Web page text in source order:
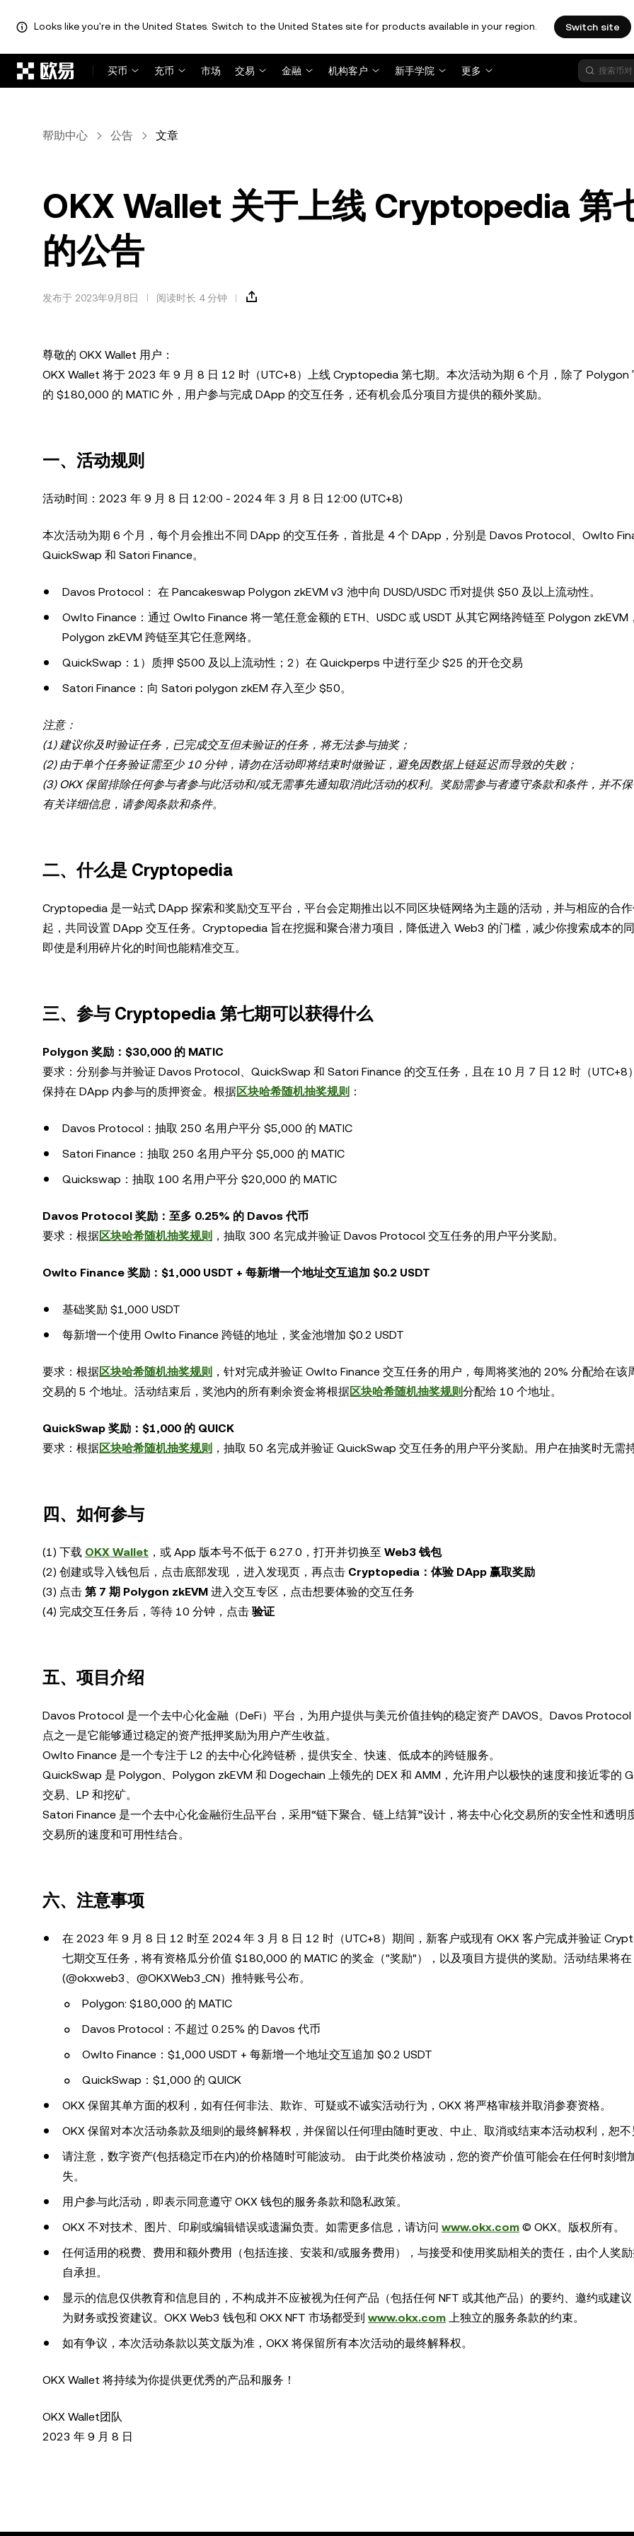
Looks like you're in the United States. Switch to the United States site for products available in your region. Switch site
买币
充币 市场 交易 金融 机构客户 新手学院 更多
帮助中心 公告 文章
OKX Wallet 关于上线 Cryptopedia 第
的公告
发布于 2023年9月8日 阅读时长 4 分钟
尊敬的 OKX Wallet 用户：
OKX Wallet 将于 2023 年 9 月 8 日 12 时（UTC+8）上线 Cryptopedia 第七期。本次活动为期 6 个月，除了 Polygon
的 $180,000 的 MATIC 外，用户参与完成 DApp 的交互任务，还有机会瓜分项目方提供的额外奖励。
一、活动规则
活动时间：2023 年 9 月 8 日 12:00 - 2024 年 3 月 8 日 12:00 (UTC+8)
本次活动为期 6 个月，每个月会推出不同 DApp 的交互任务，首批是 4 个 DApp，分别是 Davos Protocol、Owlto
QuickSwap 和 Satori Finance。
Davos Protocol： 在 Pancakeswap Polygon zkEVM v3 池中向 DUSD/USDC 币对提供 $50 及以上流动性。
Owlto Finance：通过 Owlto Finance 将一笔任意金额的 ETH、USDC 或 USDT 从其它网络跨链至 Polygon zkEVM
Polygon zkEVM 跨链至其它任意网络。
QuickSwap：1）质押 $500 及以上流动性；2）在 Quickperps 中进行至少 $25 的开仓交易
Satori Finance：向 Satori polygon zkEM 存入至少 $50。
注意：
(1) 建议你及时验证任务，已完成交互但未验证的任务，将无法参与抽奖；
(2) 由于单个任务验证需至少 10 分钟，请勿在活动即将结束时做验证，避免因数据上链延迟而导致的失败；
(3) OKX 保留排除任何参与者参与此活动和/或无需事先通知取消此活动的权利。奖励需参与者遵守条款和条件，并不保
有关详细信息，请参阅条款和条件。
二、什么是 Cryptopedia
Cryptopedia 是一站式 DApp 探索和奖励交互平台，平台会定期推出以不同区块链网络为主题的活动，并与相应的合
起，共同设置 DApp 交互任务。Cryptopedia 旨在挖掘和聚合潜力项目，降低进入 Web3 的门槛，减少你搜索成本的
即使是利用碎片化的时间也能精准交互。
三、参与 Cryptopedia 第七期可以获得什么
Polygon 奖励：$30,000 的 MATIC
要求：分别参与并验证 Davos Protocol、QuickSwap 和 Satori Finance 的交互任务，且在 10 月 7 日 12 时（UTC+8
保持在 DApp 内参与的质押资金。根据区块哈希随机抽奖规则 ：
Davos Protocol：抽取 250 名用户平分 $5,000 的 MATIC
Satori Finance：抽取 250 名用户平分 $5,000 的 MATIC
Quickswap：抽取 100 名用户平分 $20,000 的 MATIC
Davos Protocol 奖励：至多 0.25% 的 Davos 代币
要求：根据区块哈希随机抽奖规则 ，抽取 300 名完成并验证 Davos Protocol 交互任务的用户平分奖励。
Owlto Finance 奖励：$1,000 USDT + 每新增一个地址交互追加 $0.2 USDT
基础奖励 $1,000 USDT
每新增一个使用 Owlto Finance 跨链的地址，奖金池增加 $0.2 USDT
要求：根据区块哈希随机抽奖规则 ，针对完成并验证 Owlto Finance 交互任务的用户，每周将奖池的 20% 分配给在该
交易的 5 个地址。活动结束后，奖池内的所有剩余资金将根据区块哈希随机抽奖规则分配给 10 个地址。
QuickSwap 奖励：$1,000 的 QUICK
要求：根据区块哈希随机抽奖规则 ，抽取 50 名完成并验证 QuickSwap 交互任务的用户平分奖励。用户在抽奖时无需持
四、如何参与
(1) 下载 OKX Wallet ，或 App 版本号不低于 6.27.0，打开并切换至 Web3 钱包
(2) 创建或导入钱包后，点击底部发现 ，进入发现页，再点击 Cryptopedia：体验 DApp 赢取奖励
(3) 点击 第 7 期 Polygon zkEVM 进入交互专区，点击想要体验的交互任务
(4) 完成交互任务后，等待 10 分钟，点击 验证
五、项目介绍
Davos Protocol 是一个去中心化金融（DeFi）平台，为用户提供与美元价值挂钩的稳定资产 DAVOS。Davos Protocol
点之一是它能够通过稳定的资产抵押奖励为用户产生收益。
Owlto Finance 是一个专注于 L2 的去中心化跨链桥，提供安全、快速、低成本的跨链服务。
QuickSwap 是 Polygon、Polygon zkEVM 和 Dogechain 上领先的 DEX 和 AMM，允许用户以极快的速度和接近零的
交易、LP 和挖矿。
Satori Finance 是一个去中心化金融衍生品平台，采用“链下聚合、链上结算”设计，将去中心化交易所的安全性和透明
交易所的速度和可用性结合。
六、注意事项
在 2023 年 9 月 8 日 12 时至 2024 年 3 月 8 日 12 时（UTC+8）期间，新客户或现有 OKX 客户完成并验证
七期交互任务，将有资格瓜分价值 $180,000 的 MATIC 的奖金（"奖励"），以及项目方提供的奖励。活动结果将在
(@okxweb3、@OKXWeb3_CN）推特账号公布。
Polygon: $180,000 的 MATIC
Davos Protocol：不超过 0.25% 的 Davos 代币
Owlto Finance：$1,000 USDT + 每新增一个地址交互追加 $0.2 USDT
QuickSwap：$1,000 的 QUICK
OKX 保留其单方面的权利，如有任何非法、欺诈、可疑或不诚实活动行为，OKX 将严格审核并取消参赛资格。
OKX 保留对本次活动条款及细则的最终解释权，并保留以任何理由随时更改、中止、取消或结束本活动权利，恕不
请注意，数字资产(包括稳定币在内)的价格随时可能波动。 由于此类价格波动，您的资产价值可能会在任何时刻增
失。
用户参与此活动，即表示同意遵守 OKX 钱包的服务条款和隐私政策。
OKX 不对技术、图片、印刷或编辑错误或遗漏负责。如需更多信息，请访问 www.okx.com © OKX。版权所有。
任何适用的税费、费用和额外费用（包括连接、安装和/或服务费用），与接受和使用奖励相关的责任，由个人奖
自承担。
显示的信息仅供教育和信息目的，不构成并不应被视为任何产品（包括任何 NFT 或其他产品）的要约、邀约或建
为财务或投资建议。OKX Web3 钱包和 OKX NFT 市场都受到 www.okx.com 上独立的服务条款的约束。
如有争议，本次活动条款以英文版为准，OKX 将保留所有本次活动的最终解释权。
OKX Wallet 将持续为你提供更优秀的产品和服务！
OKX Wallet团队
2023 年 9 月 8 日